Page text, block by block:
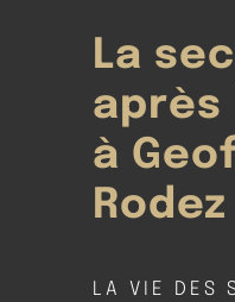
La
après
à
Rodez
LA VIE DES